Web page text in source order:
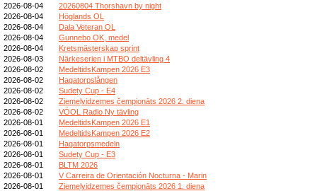
2026-08-04
20260804 Thorshavn by night
2026-08-04
Höglands OL
2026-08-04
Dala Veteran OL
2026-08-04
Gunnebo OK, medel
2026-08-04
Kretsmästerskap sprint
2026-08-03
Närkeserien i MTBO deltävling 4
2026-08-02
MedeltidsKampen 2026 E3
2026-08-02
Hagatorpslången
2026-08-02
Sudety Cup - E4
2026-08-02
Ziemeļvidzemes čempionāts 2026 2. diena
2026-08-02
VÖOL Radio Ny tävling
2026-08-01
MedeltidsKampen 2026 E1
2026-08-01
MedeltidsKampen 2026 E2
2026-08-01
Hagatorpsmedeln
2026-08-01
Sudety Cup - E3
2026-08-01
BLTM 2026
2026-08-01
V Carreira de Orientación Nocturna - Marin
2026-08-01
Ziemeļvidzemes čempionāts 2026 1. diena